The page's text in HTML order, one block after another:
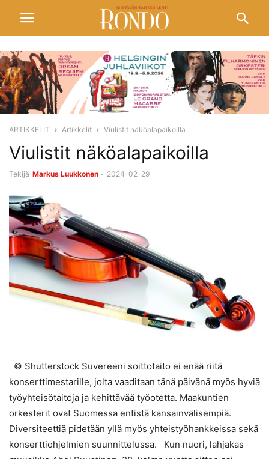
ARTIKKELIT Artikkelit Viulistit näköalapaikoilla
Viulistit näköalapaikoilla
Tekijä Markus Luukkonen - 2024-02-29
© Shutterstock Suvereeni soittotaito ei enää riitä
konserttimestarille, jolta vaaditaan tänä päivänä myös hyviä
työyhteisötaitoja ja kehittävää työotetta. Maakuntien
orkesterit ovat Suomessa entistä kansainvälisempiä.
Diversiteettiä pidetään yllä myös yhteistyöhankkeissa sekä
konserttiohjelmien suunnittelussa. Kun nuori, lahjakas